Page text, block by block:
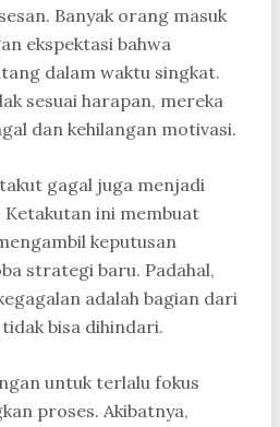
Banyak orang masuk
ekspektasi bahwa
dalam waktu singkat.
sesuai harapan, mereka
dan kehilangan motivasi.
gagal juga menjadi
ini membuat
keputusan
strategi baru. Padahal,
adalah bagian dari
bisa dihindari.
untuk terlalu fokus
proses. Akibatnya,